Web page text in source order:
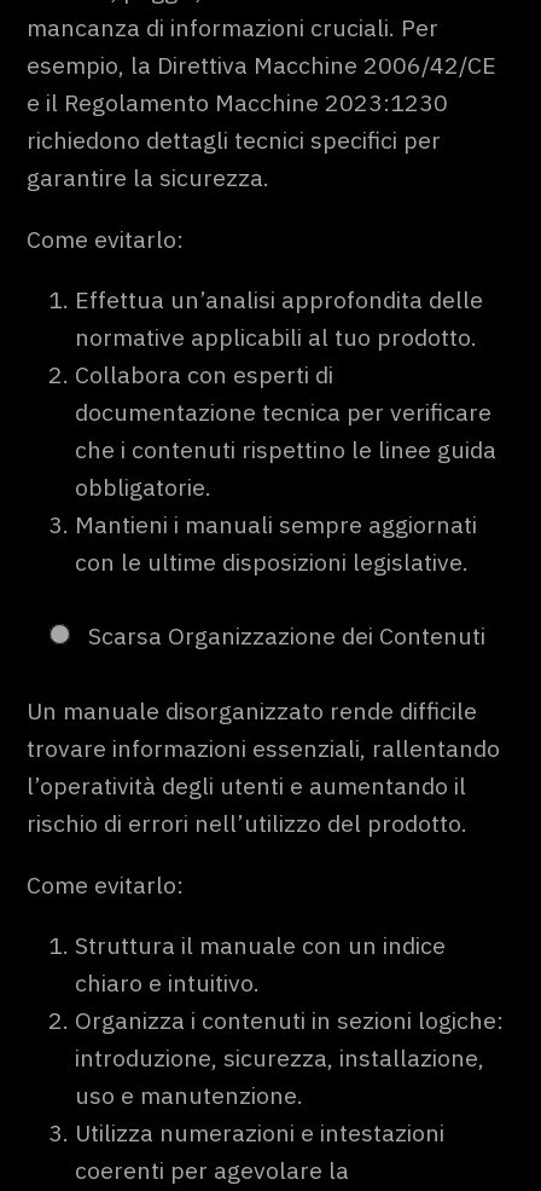
mancanza di informazioni cruciali. Per
esempio, la Direttiva Macchine 2006/42/CE
e il Regolamento Macchine 2023:1230
richiedono dettagli tecnici specifici per
garantire la sicurezza.
Come evitarlo:
Effettua un’analisi approfondita delle
normative applicabili al tuo prodotto.
Collabora con esperti di
documentazione tecnica per verificare
che i contenuti rispettino le linee guida
obbligatorie.
Mantieni i manuali sempre aggiornati
con le ultime disposizioni legislative.
Scarsa Organizzazione dei Contenuti
Un manuale disorganizzato rende difficile
trovare informazioni essenziali, rallentando
l’operatività degli utenti e aumentando il
rischio di errori nell’utilizzo del prodotto.
Come evitarlo:
Struttura il manuale con un indice
chiaro e intuitivo.
Organizza i contenuti in sezioni logiche:
introduzione, sicurezza, installazione,
uso e manutenzione.
Utilizza numerazioni e intestazioni
coerenti per agevolare la